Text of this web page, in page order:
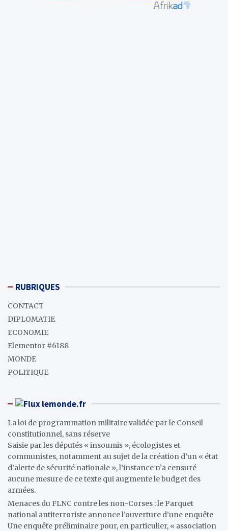
RUBRIQUES
CONTACT
DIPLOMATIE
ECONOMIE
Elementor #6188
MONDE
POLITIQUE
lemonde.fr
La loi de programmation militaire validée par le Conseil
constitutionnel, sans réserve
Saisie par les députés « insoumis », écologistes et
communistes, notamment au sujet de la création d’un « état
d’alerte de sécurité nationale », l’instance n’a censuré
aucune mesure de ce texte qui augmente le budget des
armées.
Menaces du FLNC contre les non-Corses : le Parquet
national antiterroriste annonce l’ouverture d’une enquête
Une enquête préliminaire pour, en particulier, « association